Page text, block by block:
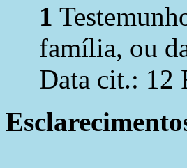
1
família, ou
Data cit.: 12